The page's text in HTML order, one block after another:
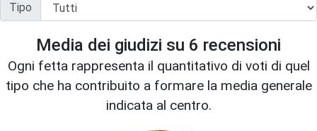
Tipo
Media dei giudizi su 6 recensioni
Ogni fetta rappresenta il quantitativo di voti di quel
tipo che ha contribuito a formare la media generale
indicata al centro.